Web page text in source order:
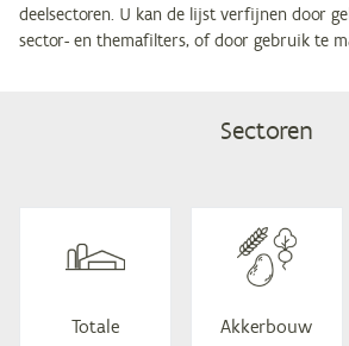
deelsectoren. U kan de lijst verfijnen door
sector- en themafilters, of door gebruik te
Sectoren
To­ta­le
Ak­ker­bouw